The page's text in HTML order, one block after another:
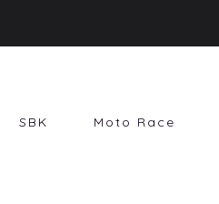
SBK Moto Race